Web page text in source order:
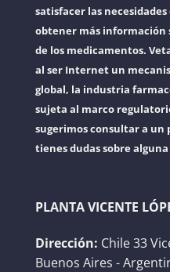
satisfacer las
obtener más información
de los medicamentos.
al ser Internet un
global, la industria
sujeta al marco
sugerimos consultar a un
tienes dudas sobre
PLANTA VICENTE
Dirección: Chile 33
Buenos Aires -